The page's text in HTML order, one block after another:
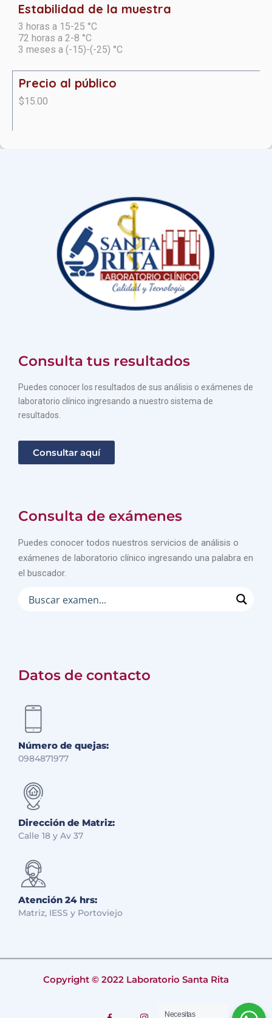
Estabilidad de la muestra
3 horas a 15-25 °C
72 horas a 2-8 °C
3 meses a (-15)-(-25) °C
Precio al público
$15.00
Consulta tus resultados
Puedes conocer los resultados de sus análisis o exámenes de
laboratorio clínico ingresando a nuestro sistema de
resultados.
Consultar aquí
Consulta de exámenes
Puedes conocer todos nuestros servicios de análisis o
exámenes de laboratorio clínico ingresando una palabra en
el buscador.
Datos de contacto
Número de quejas:
0984871977
Dirección de Matriz:
Calle 18 y Av 37
Atención 24 hrs:
Matriz, IESS y Portoviejo
Copyright © 2022 Laboratorio Santa Rita
Necesitas